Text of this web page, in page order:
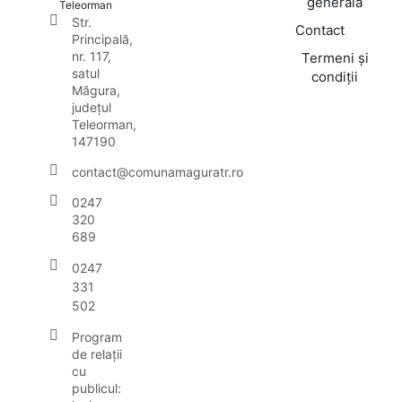
Teleorman
Str.
Principală,
nr. 117,
satul
Măgura,
județul
Teleorman,
147190
contact@comunamaguratr.ro
0247
320
689
0247
331
502
Program
de relații
cu
publicul:
Contact
Termeni și
condiții